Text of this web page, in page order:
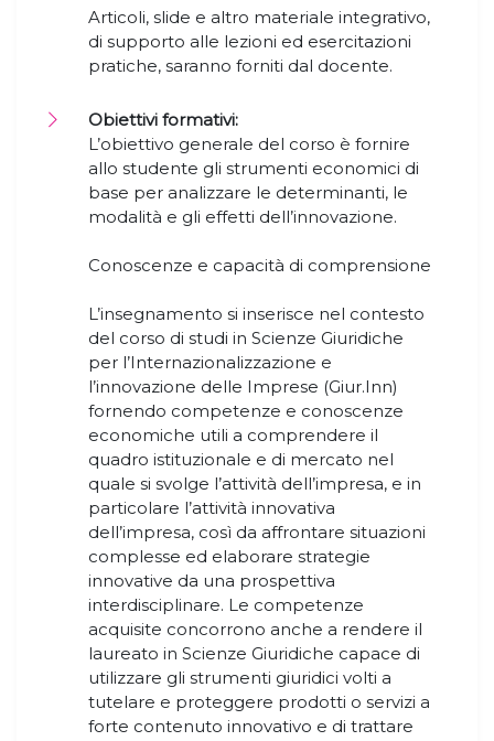
Articoli, slide e altro materiale integrativo,
di supporto alle lezioni ed esercitazioni
pratiche, saranno forniti dal docente.
Obiettivi formativi:
L’obiettivo generale del corso è fornire
allo studente gli strumenti economici di
base per analizzare le determinanti, le
modalità e gli effetti dell’innovazione.
Conoscenze e capacità di comprensione
L’insegnamento si inserisce nel contesto
del corso di studi in Scienze Giuridiche
per l’Internazionalizzazione e
l’innovazione delle Imprese (Giur.Inn)
fornendo competenze e conoscenze
economiche utili a comprendere il
quadro istituzionale e di mercato nel
quale si svolge l’attività dell’impresa, e in
particolare l’attività innovativa
dell’impresa, così da affrontare situazioni
complesse ed elaborare strategie
innovative da una prospettiva
interdisciplinare. Le competenze
acquisite concorrono anche a rendere il
laureato in Scienze Giuridiche capace di
utilizzare gli strumenti giuridici volti a
tutelare e proteggere prodotti o servizi a
forte contenuto innovativo e di trattare